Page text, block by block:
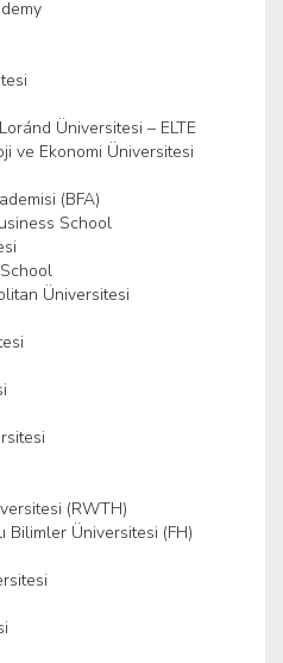
Üniversitesi – ELTE
ve Ekonomi Üniversitesi
(BFA)
School
Üniversitesi
(RWTH)
Bilimler Üniversitesi (FH)